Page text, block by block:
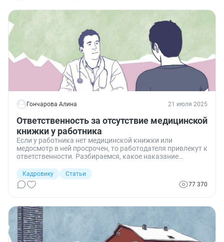
Гончарова Алина 21 июля 2025
Ответственность за отсутствие медицинской
книжки у работника
Если у работника нет медицинской книжки или
медосмотр в ней просрочен, то работодателя привлекут к
ответственности. Разбираемся, какое наказание
актуальность медосмотров, чтобы избежать
привлечения к ответственности.
Кадровику
Статьи
77 370